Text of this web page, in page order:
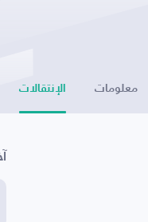
معلومات الإنتقالات